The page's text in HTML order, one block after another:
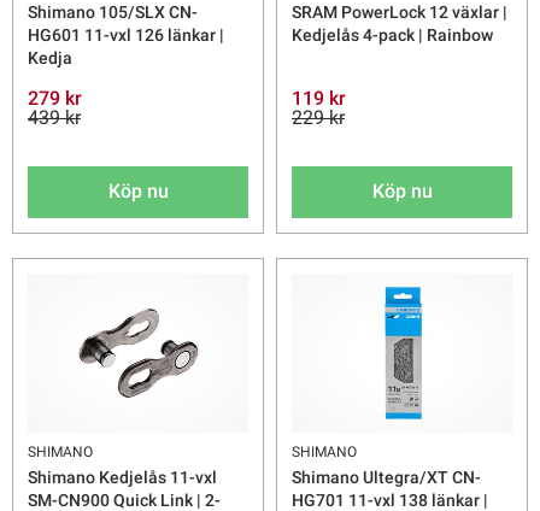
Shimano 105/SLX CN-
HG601 11-vxl 126 länkar |
Kedja
279 kr
439 kr
Köp nu
SRAM PowerLock 12 växlar |
Kedjelås 4-pack | Rainbow
119 kr
229 kr
Köp nu
SHIMANO
Shimano Kedjelås 11-vxl
SM-CN900 Quick Link | 2-
SHIMANO
Shimano Ultegra/XT CN-
HG701 11-vxl 138 länkar |